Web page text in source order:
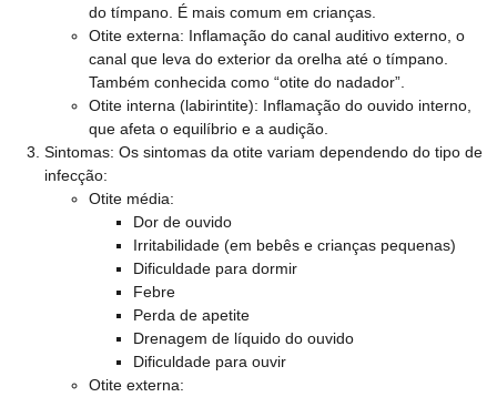
do tímpano. É mais comum em crianças.
Otite externa: Inflamação do canal auditivo externo, o
canal que leva do exterior da orelha até o tímpano.
Também conhecida como “otite do nadador”.
Otite interna (labirintite): Inflamação do ouvido interno,
que afeta o equilíbrio e a audição.
Sintomas: Os sintomas da otite variam dependendo do tipo de
infecção:
Otite média:
Dor de ouvido
Irritabilidade (em bebês e crianças pequenas)
Dificuldade para dormir
Febre
Perda de apetite
Drenagem de líquido do ouvido
Dificuldade para ouvir
Otite externa: